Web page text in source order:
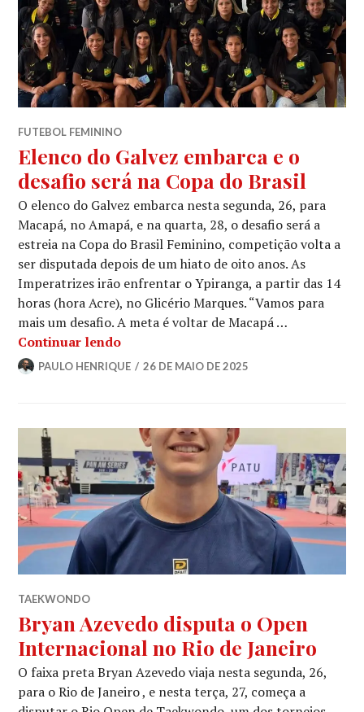
FUTEBOL FEMININO
Elenco do Galvez embarca e o
desafio será na Copa do Brasil
O elenco do Galvez embarca nesta segunda, 26, para
Macapá, no Amapá, e na quarta, 28, o desafio será a
estreia na Copa do Brasil Feminino, competição volta a
ser disputada depois de um hiato de oito anos. As
Imperatrizes irão enfrentar o Ypiranga, a partir das 14
horas (hora Acre), no Glicério Marques. “Vamos para
mais um desafio. A meta é voltar de Macapá …
Continuar lendo
PAULO HENRIQUE 26 DE MAIO DE 2025
TAEKWONDO
Bryan Azevedo disputa o Open
Internacional no Rio de Janeiro
O faixa preta Bryan Azevedo viaja nesta segunda, 26,
para o Rio de Janeiro , e nesta terça, 27, começa a